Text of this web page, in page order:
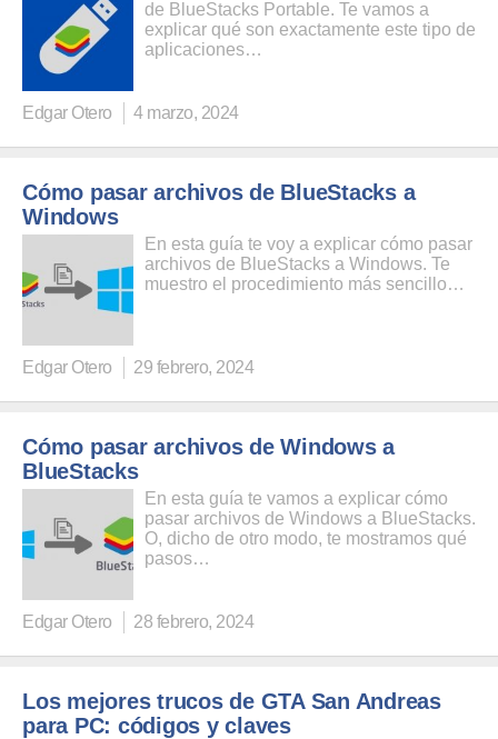
de BlueStacks Portable. Te vamos a
explicar qué son exactamente este tipo de
aplicaciones…
Edgar Otero 4 marzo, 2024
Cómo pasar archivos de BlueStacks a
Windows
En esta guía te voy a explicar cómo pasar
archivos de BlueStacks a Windows. Te
muestro el procedimiento más sencillo…
Edgar Otero 29 febrero, 2024
Cómo pasar archivos de Windows a
BlueStacks
En esta guía te vamos a explicar cómo
pasar archivos de Windows a BlueStacks.
O, dicho de otro modo, te mostramos qué
pasos…
Edgar Otero 28 febrero, 2024
Los mejores trucos de GTA San Andreas
para PC: códigos y claves